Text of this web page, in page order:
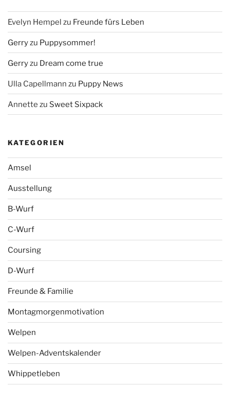
Evelyn Hempel zu Freunde fürs Leben
Gerryzu Puppysommer!
Gerryzu Dream come true
Ulla Capellmann zu Puppy News
Annette zu Sweet Sixpack
KATEGORIEN
Amsel
Ausstellung
B-Wurf
C-Wurf
Coursing
D-Wurf
Freunde & Familie
Montagmorgenmotivation
Welpen
Welpen-Adventskalender
Whippetleben